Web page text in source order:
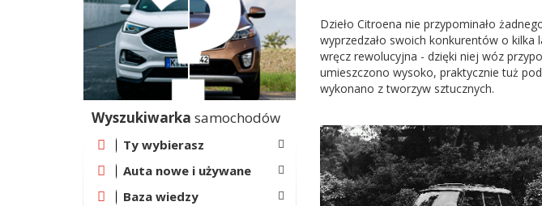
Dzieło Citroena nie przypominało
wyprzedzało swoich konkurentów o kilka
wręcz rewolucyjna - dzięki niej wóz
umieszczono wysoko, praktycznie tuż
wykonano z tworzyw sztucznych.
Wyszukiwarka samochodów
Ty wybierasz
Auta nowe i używane
Baza wiedzy